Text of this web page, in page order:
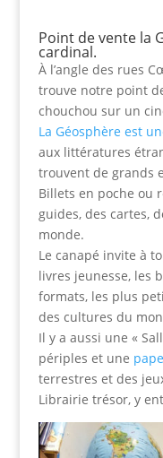
Point de vente la
cardinal.
À l’angle des rues
trouve notre point
chouchou sur un
La Géosphère est
aux littératures
trouvent de grands
Billets en poche ou
guides, des cartes,
monde.
Le canapé invite à
livres jeunesse, les
formats, les plus
des cultures du
Il y a aussi une «
périples et une
terrestres et des
Librairie trésor, y